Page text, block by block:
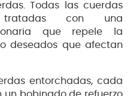
Todas las cuerdas
tratadas con una
que repele la
deseados que afectan
entorchadas, cada